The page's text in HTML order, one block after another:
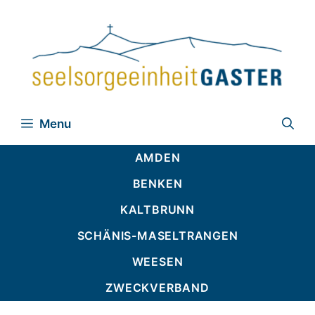
Menu
AMDEN
BENKEN
KALTBRUNN
SCHÄNIS-MASELTRANGEN
WEESEN
ZWECKVERBAND